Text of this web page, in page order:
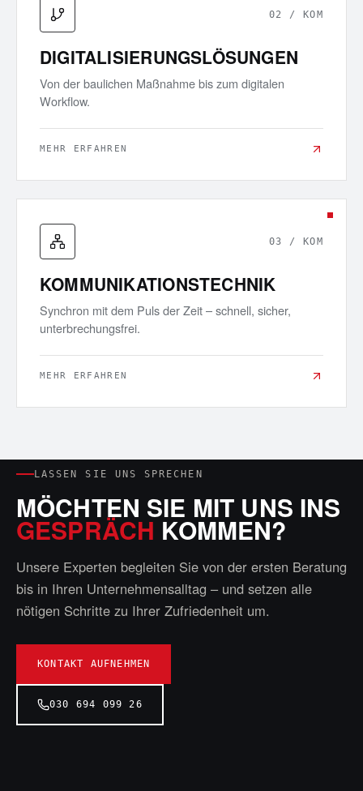
02 / KOM
DIGITALISIERUNGSLÖSUNGEN
Von der baulichen Maßnahme bis zum digitalen
Workflow.
MEHR ERFAHREN
03 / KOM
KOMMUNIKATIONSTECHNIK
Synchron mit dem Puls der Zeit – schnell, sicher,
unterbrechungsfrei.
MEHR ERFAHREN
LASSEN SIE UNS SPRECHEN
MÖCHTEN SIE MIT UNS INS
GESPRÄCH KOMMEN?
Unsere Experten begleiten Sie von der ersten Beratung
bis in Ihren Unternehmensalltag – und setzen alle
nötigen Schritte zu Ihrer Zufriedenheit um.
KONTAKT AUFNEHMEN
030 694 099 26